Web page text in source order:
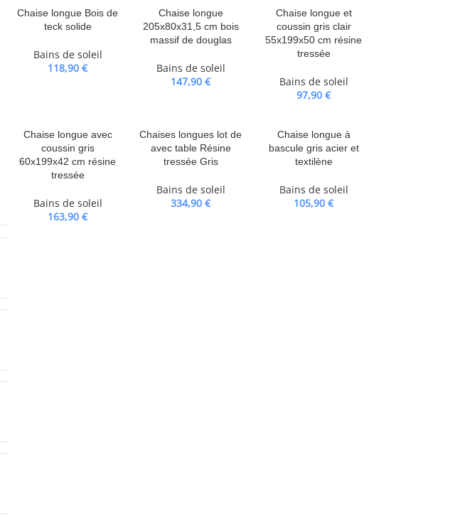
Chaise longue Bois de
teck solide
Bains de soleil
118,90€
Chaise longue
205x80x31,5 cm bois
massif de douglas
Bains de soleil
147,90€
Chaise longue et
coussin gris clair
55x199x50 cm résine
tressée
Bains de soleil
97,90€
Chaise longue avec
coussin gris
60x199x42 cm résine
tressée
Bains de soleil
163,90€
Chaises longues lot de
avec table Résine
tressée Gris
Bains de soleil
334,90€
Chaise longue à
bascule gris acier et
textilène
Bains de soleil
105,90€